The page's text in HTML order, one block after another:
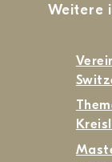
Weitere